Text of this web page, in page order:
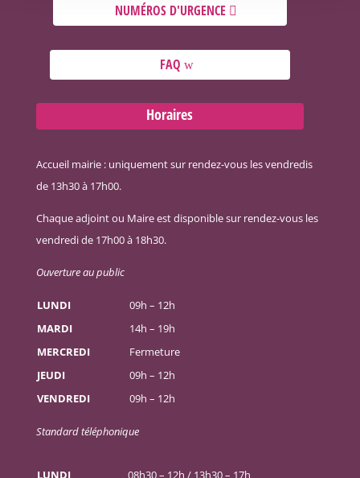
NUMÉROS D'URGENCE
FAQ
Horaires
Accueil mairie : uniquement sur rendez-vous les vendredis
de 13h30 à 17h00.
Chaque adjoint ou Maire est disponible sur rendez-vous les
vendredi de 17h00 à 18h30.
Ouverture au public
LUNDI
09h – 12h
MARDI
14h – 19h
MERCREDI
Fermeture
JEUDI
09h – 12h
VENDREDI
09h – 12h
Standard téléphonique
LUNDI 08h30 – 12h / 13h30 – 17h